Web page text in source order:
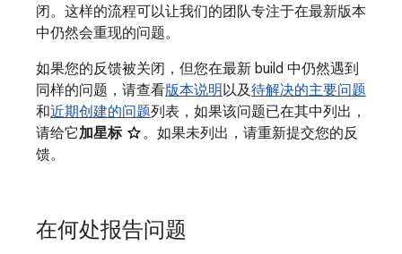
闭。这样的流程可以让我们的团队专注于在最新版本
中仍然会重现的问题。
如果您的反馈被关闭，但您在最新 build 中仍然遇到
同样的问题，请查看版本说明以及待解决的主要问题
和近期创建的问题列表，如果该问题已在其中列出，
请给它加星标
。如果未列出，请重新提交您的反
馈。
在何处报告问题